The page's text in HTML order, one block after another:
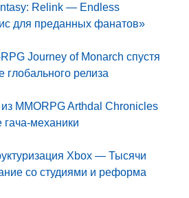
Relink — Endless
для преданных фанатов»
Journey of Monarch спустя
глобального релиза
MMORPG Arthdal Chronicles
механики
Xbox — Тысячи
со студиями и реформа